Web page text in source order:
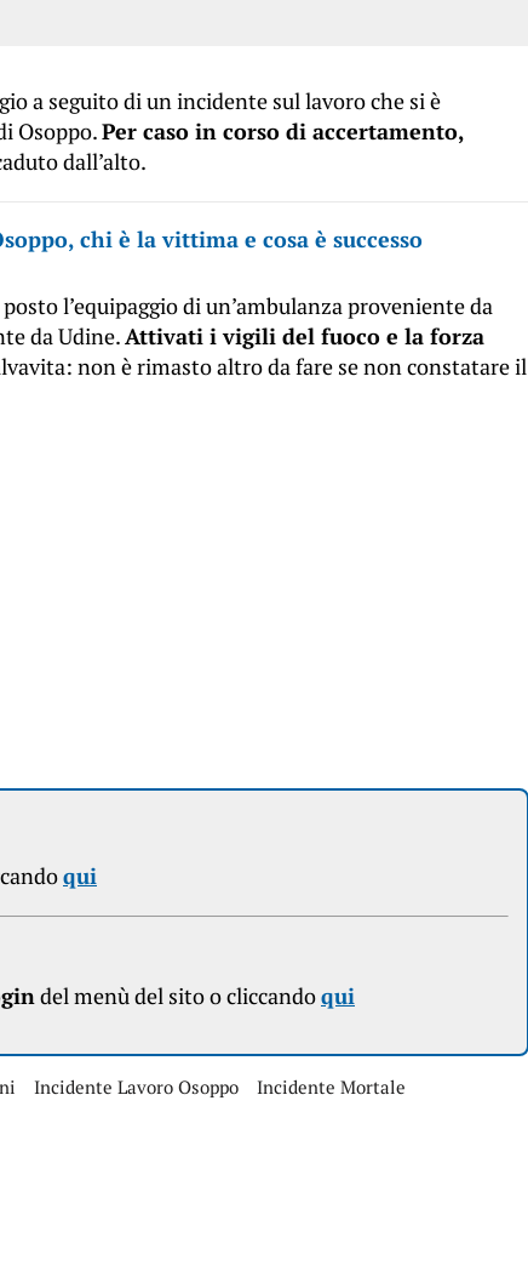
a seguito di un incidente sul lavoro che si è
Osoppo.Per caso in corso di accertamento,
dall’alto.
chi è la vittima e cosa è successo
l’equipaggio di un’ambulanza proveniente da
da Udine.Attivati i vigili del fuoco e la forza
non è rimasto altro da fare se non constatare il
qui
del menù del sito o cliccandoqui
Incidente Lavoro Osoppo Incidente Mortale